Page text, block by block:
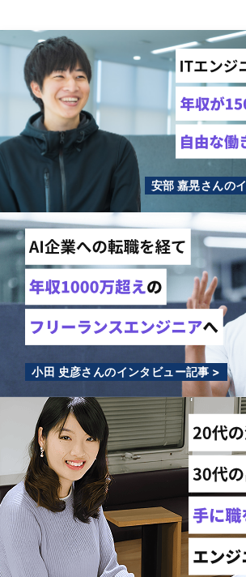
安部 嘉晃さんの
小田 史彦さんのインタビュー記事 >